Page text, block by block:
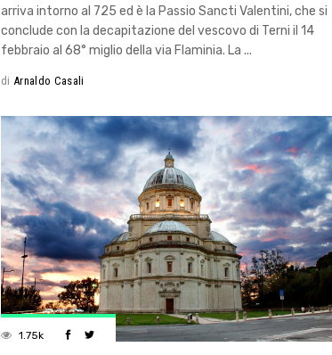
arriva intorno al 725 ed è la Passio Sancti Valentini, che si
conclude con la decapitazione del vescovo di Terni il 14
febbraio al 68° miglio della via Flaminia. La
di Arnaldo Casali
1.75k